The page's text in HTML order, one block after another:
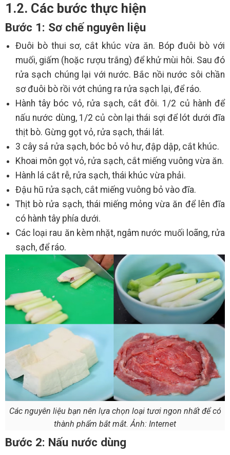
1.2. Các bước thực hiện
Bước 1: Sơ chế nguyên liệu
Đuôi bò thui sơ, cắt khúc vừa ăn. Bóp đuôi bò với
muối, giấm (hoặc rượu trắng) để khử mùi hôi. Sau đó
rửa sạch chúng lại với nước. Bắc nồi nước sôi chần
sơ đuôi bò rồi vớt chúng ra rửa sạch lại, để ráo.
Hành tây bóc vỏ, rửa sạch, cắt đôi. 1/2 củ hành để
nấu nước dùng, 1/2 củ còn lại thái sợi để lót dưới đĩa
thịt bò. Gừng gọt vỏ, rửa sạch, thái lát.
3 cây sả rửa sạch, bóc bỏ vỏ hư, đập dập, cắt khúc.
Khoai môn gọt vỏ, rửa sạch, cắt miếng vuông vừa ăn.
Hành lá cắt rễ, rửa sạch, thái khúc vừa phải.
Đậu hũ rửa sạch, cắt miếng vuông bỏ vào đĩa.
Thịt bò rửa sạch, thái miếng mỏng vừa ăn để lên đĩa
có hành tây phía dưới.
Các loại rau ăn kèm nhặt, ngâm nước muối loãng, rửa
sạch, để ráo.
Các nguyên liệu bạn nên lựa chọn loại tươi ngon nhất để có
thành phẩm bắt mắt. Ảnh: Internet
Bước 2: Nấu nước dùng